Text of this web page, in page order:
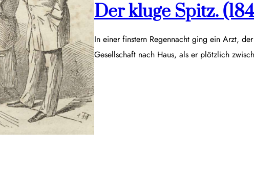
Der kluge Spitz.
In einer finstern Regennacht ging ein Arzt,
Gesellschaft nach Haus, als er plötzlich